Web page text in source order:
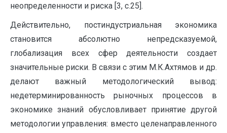
неопределенности и риска [3, с.25].
Действительно, постиндустриальная экономика
становится абсолютно непредсказуемой,
глобализация всех сфер деятельности создает
значительные риски. В связи с этим М.К.Ахтямов и др.
делают важный методологический вывод:
недетерминированность рыночных процессов в
экономике знаний обусловливает принятие другой
методологии управления: вместо целенаправленного